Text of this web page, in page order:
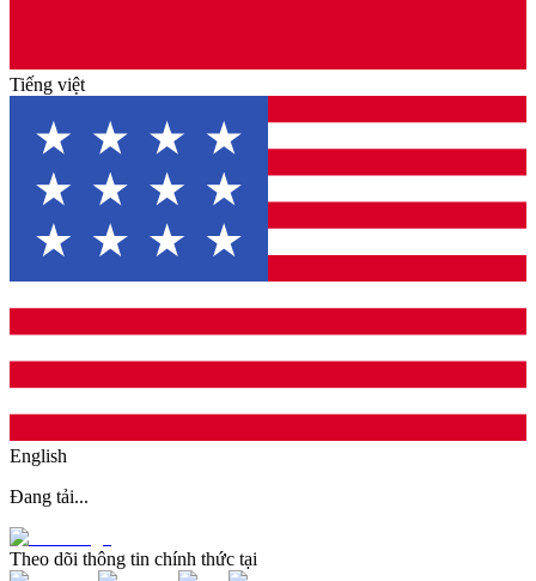
Tiếng việt
English
Đang tải...
Theo dõi thông tin chính thức tại